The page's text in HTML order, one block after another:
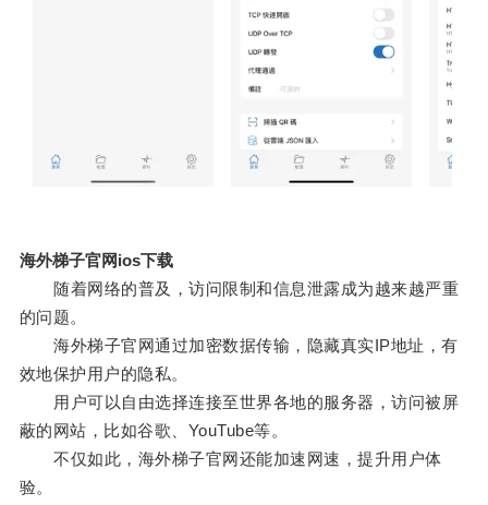
海外梯子官网ios下载
随着网络的普及，访问限制和信息泄露成为越来越严重
的问题。
海外梯子官网通过加密数据传输，隐藏真实IP地址，有
效地保护用户的隐私。
用户可以自由选择连接至世界各地的服务器，访问被屏
蔽的网站，比如谷歌、YouTube等。
不仅如此，海外梯子官网还能加速网速，提升用户体
验。